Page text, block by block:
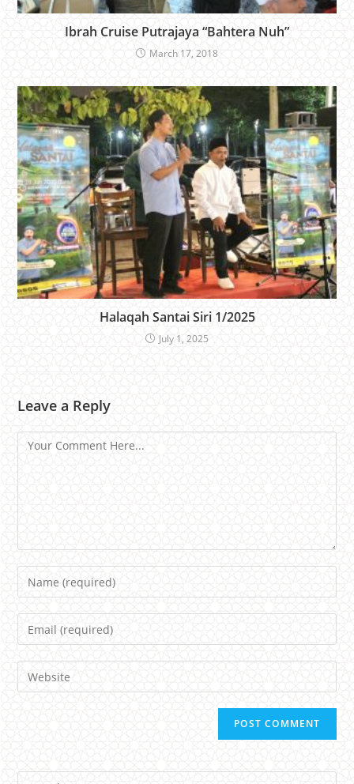
Ibrah Cruise Putrajaya “Bahtera Nuh”
March 17, 2018
Halaqah Santai Siri 1/2025
July 1, 2025
Leave a Reply
Comment
Name
Email
Website